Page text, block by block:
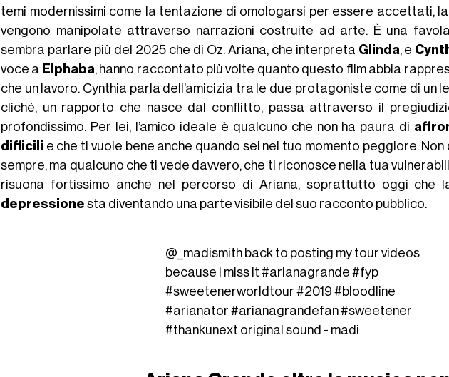
temi modernissimi come la tentazione di omologarsi per essere accettati,
vengono manipolate attraverso narrazioni costruite ad arte. È una
sembra parlare più del 2025 che di Oz. Ariana, che interpreta Glinda, e
voce a Elphaba, hanno raccontato più volte quanto questo film abbia
che un lavoro. Cynthia parla dell’amicizia tra le due protagoniste come di un
cliché, un rapporto che nasce dal conflitto, passa attraverso il
profondissimo. Per lei, l’amico ideale è qualcuno che non ha paura di
difficili e che ti vuole bene anche quando sei nel tuo momento peggiore.
sempre, ma qualcuno che ti vede davvero, che ti riconosce nella tua
risuona fortissimo anche nel percorso di Ariana, soprattutto oggi che
depressione sta diventando una parte visibile del suo racconto pubblico.
@_madismith back to posting my tour videos
because i miss it#arianagrande #fyp
#sweetenerworldtour #2019 #bloodline
#arianator #arianagrandefan#sweetener
#thankunext original sound - madi